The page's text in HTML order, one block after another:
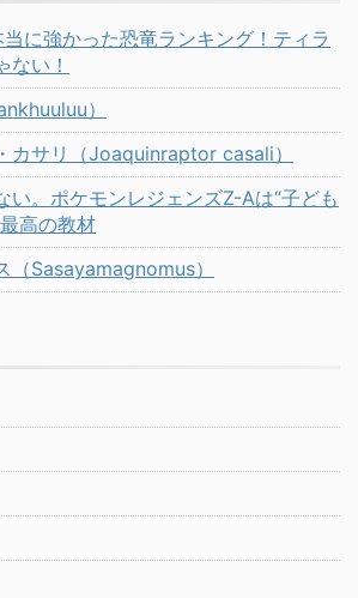
当に強かった恐竜ランキング！ティラ
ない！
）
カサリ（Joaquinraptor casali）
い。ポケモンレジェンズZ-Aは“子ども
高の教材
（Sasayamagnomus）